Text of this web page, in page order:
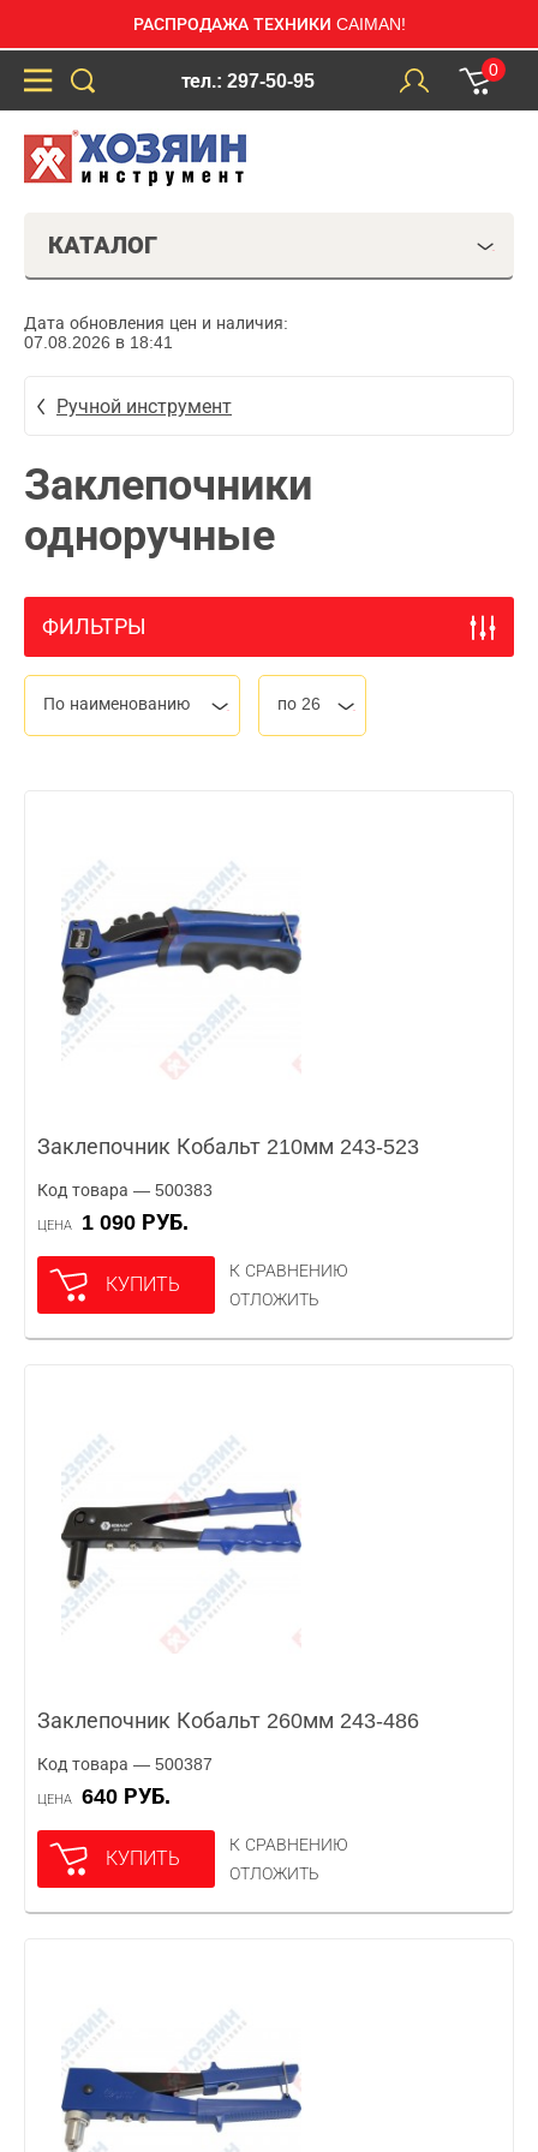
РАСПРОДАЖА ТЕХНИКИ CAIMAN!
тел.: 297-50-95
0
КАТАЛОГ
Дата обновления цен и наличия:
07.08.2026 в 18:41
Ручной инструмент
Заклепочники
одноручные
ФИЛЬТРЫ
По наименованию по 26
Заклепочник Кобальт 210мм 243-523
Код товара — 500383
ЦЕНА 1 090 РУБ.
КУПИТЬ
К СРАВНЕНИЮ
ОТЛОЖИТЬ
Заклепочник Кобальт 260мм 243-486
Код товара — 500387
ЦЕНА 640 РУБ.
КУПИТЬ
К СРАВНЕНИЮ
ОТЛОЖИТЬ